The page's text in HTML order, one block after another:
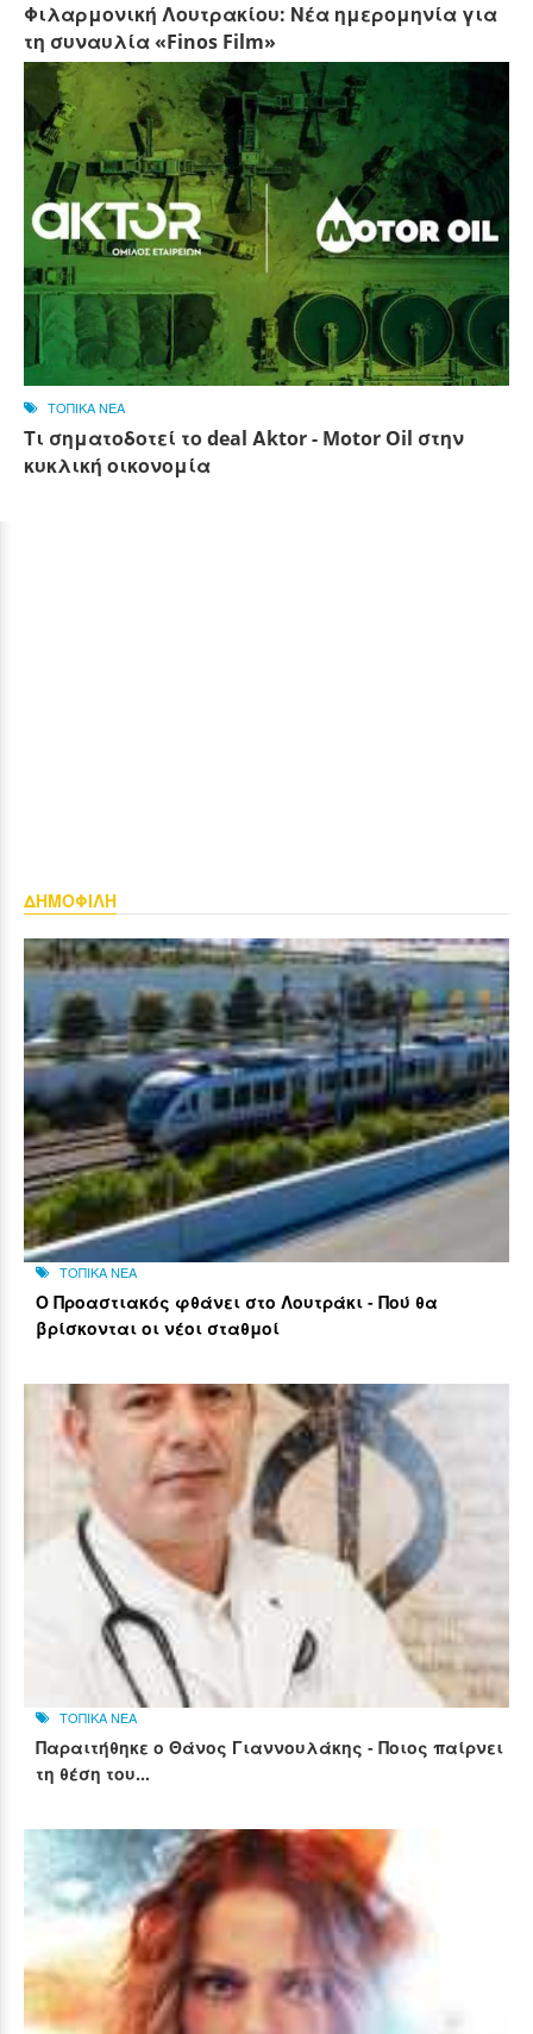
Φιλαρμονική Λουτρακίου: Νέα ημερομηνία για
τη συναυλία «Finos Film»
ΤΟΠΙΚΑ ΝΕΑ
Τι σηματοδοτεί το deal Αktor - Motor Oil στην
κυκλική οικονομία
ΔΗΜΟΦΙΛΗ
ΤΟΠΙΚΑ ΝΕΑ
Ο Προαστιακός φθάνει στο Λουτράκι - Πού θα
βρίσκονται οι νέοι σταθμοί
ΤΟΠΙΚΑ ΝΕΑ
Παραιτήθηκε ο Θάνος Γιαννουλάκης - Ποιος παίρνει
τη θέση του...